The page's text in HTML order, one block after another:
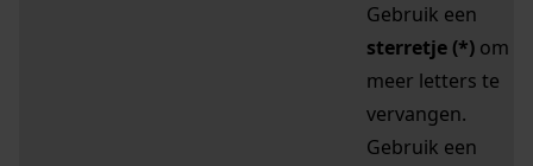
Gebruik een
sterretje (*) om
meer letters te
vervangen.
Gebruik een